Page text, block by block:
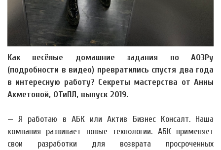
Как весёлые домашние задания по АОЗРу
(подробности в видео) превратились спустя два года
в интересную работу? Секреты мастерства от Анны
Ахметовой, ОТиПЛ, выпуск 2019.
— Я работаю в АБК или Актив Бизнес Консалт. Наша
компания развивает новые технологии. АБК применяет
свои разработки для возврата просроченных